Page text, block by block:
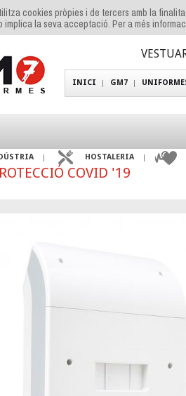
cookies pròpies i de tercers amb la
implica la seva acceptació. Per a més
INICI GM7
HOSTALERIA
COVID '19